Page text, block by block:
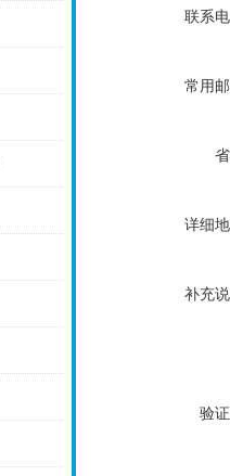
联系
常用
详细
补充
验